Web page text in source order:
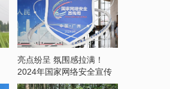
亮点纷呈 氛围感拉满！
2024年国家网络安全宣传
周开启